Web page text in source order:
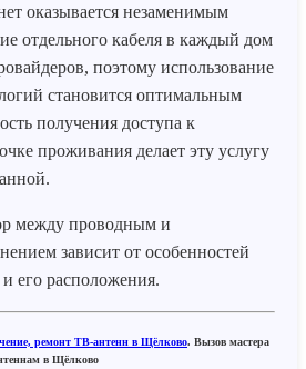
оказывается незаменимым
отдельного кабеля в каждый дом
поэтому использование
становится оптимальным
получения доступа к
проживания делает эту услугу
между проводным и
зависит от особенностей
его расположения.
ремонт ТВ-антенн в Щёлково. Вызов мастера
в Щёлково